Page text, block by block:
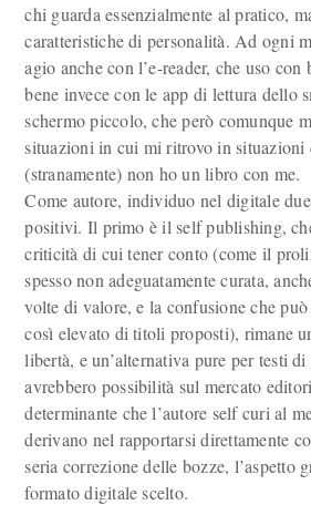
chi guarda essenzialmente al pratico,
caratteristiche di personalità. Ad ogni
agio anche con l’e-reader, che uso con
bene invece con le app di lettura dello
schermo piccolo, che però comunque
situazioni in cui mi ritrovo in situazioni
(stranamente) non ho un libro con me.
Come autore, individuo nel digitale
positivi. Il primo è il self publishing,
criticità di cui tener conto (come il
spesso non adeguatamente curata,
volte di valore, e la confusione che
così elevato di titoli proposti), rimane
libertà, e un’alternativa pure per testi
avrebbero possibilità sul mercato
determinante che l’autore self curi al
derivano nel rapportarsi direttamente
seria correzione delle bozze, l’aspetto
formato digitale scelto.